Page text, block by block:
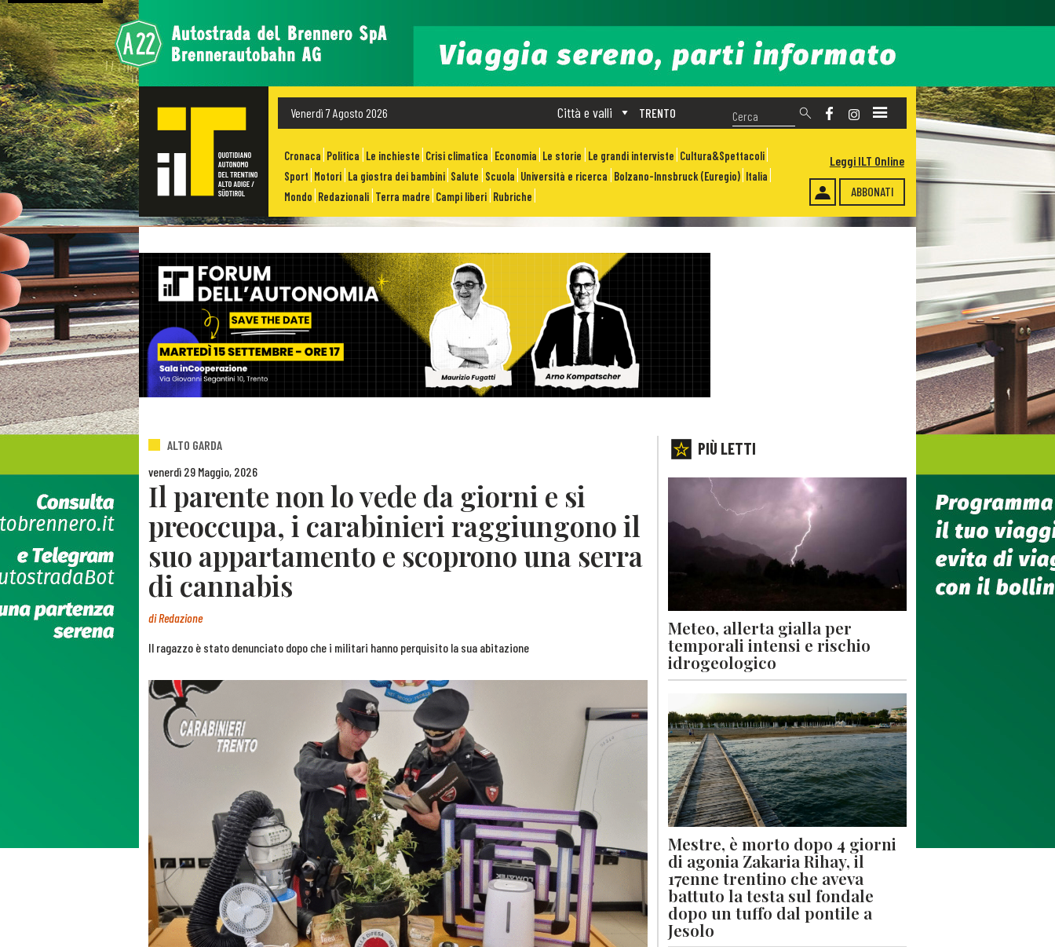
Venerdì 7 Agosto 2026 TRENTO
Città e valli
Cronaca Politica Le inchieste Crisi climatica Economia Le storie Le grandi interviste Cultura&Spettacoli
Sport Motori La giostra dei bambini Salute Scuola Università e ricerca Bolzano-Innsbruck (Euregio) Italia
Mondo Redazionali Terra madre Campi liberi Rubriche ABBONATI
Leggi ILT Online
ALTO GARDA
venerdì 29 Maggio, 2026
Il parente non lo vede da giorni e si
preoccupa, i carabinieri raggiungono il
suo appartamento e scoprono una serra
di cannabis
diRedazione
Il ragazzo è stato denunciato dopo che i militari hanno perquisito la sua abitazione
PIÙ LETTI
Meteo, allerta gialla per
temporali intensi e rischio
idrogeologico
Mestre, è morto dopo 4 giorni
di agonia Zakaria Rihay, il
17enne trentino che aveva
battuto la testa sul fondale
dopo un tuffo dal pontile a
Jesolo